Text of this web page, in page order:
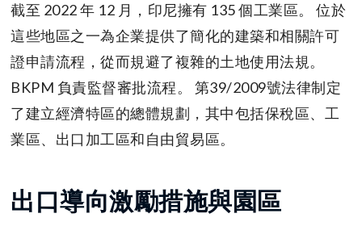
截至 2022 年 12 月，印尼擁有 135 個工業區。 位於
這些地區之一為企業提供了簡化的建築和相關許可
證申請流程，從而規避了複雜的土地使用法規。
BKPM 負責監督審批流程。 第39/2009號法律制定
了建立經濟特區的總體規劃，其中包括保稅區、工
業區、出口加工區和自由貿易區。
出口導向激勵措施與園區